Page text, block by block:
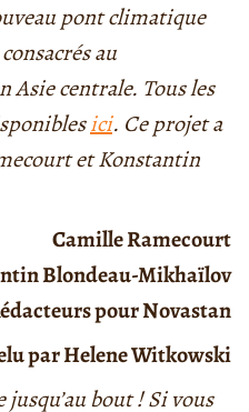
pont climatique
au
Asie centrale. Tous les
ici. Ce projet a
et Konstantin
Camille Ramecourt
Blondeau-Mikhaïlov
pour Novastan
par Helene Witkowski
bout ! Si vous